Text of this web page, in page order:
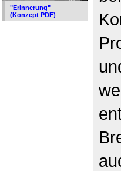
"Erinnerung"
(Konzept PDF)